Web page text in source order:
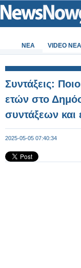
ΝΕΑ VIDEO NEA
Συντάξεις:
ετών στο
συντάξεων και
2025-05-05 07:40:34